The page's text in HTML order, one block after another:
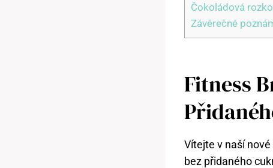
Čokoládová
Závěrečné
Fitness
Vítejte v naší
bez přidaného